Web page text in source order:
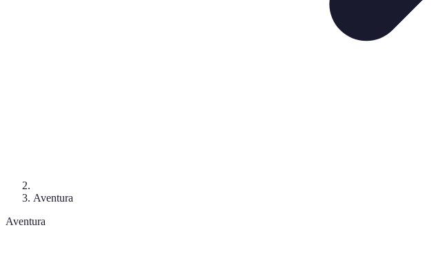
Aventura
Aventura